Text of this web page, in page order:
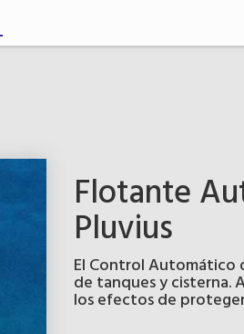
Flotante
Pluvius
El Control Automático
de tanques y cisterna.
los efectos de